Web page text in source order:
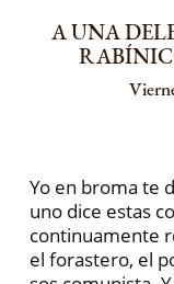
A UNA
Yo en broma te
uno dice estas
continuamente
el forastero, el